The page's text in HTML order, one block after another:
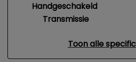
Handgeschakeld
Transmissie
Toon alle